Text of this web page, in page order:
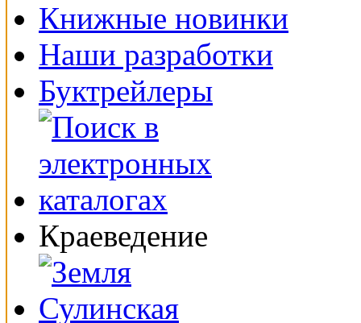
Книжные новинки
Наши разработки
Буктрейлеры
Краеведение